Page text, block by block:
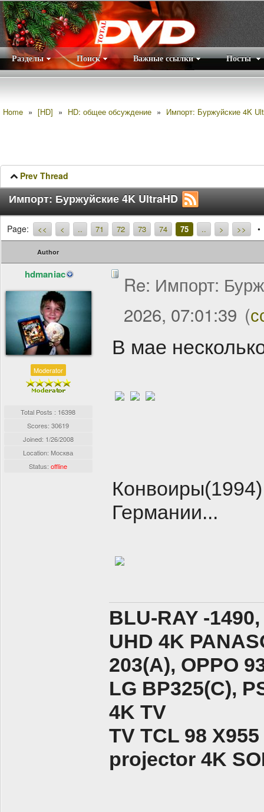
Разделы Поиск Важные ссылки Посты
Home » [HD] » HD: общее обсуждение » Импорт: Буржуйские 4K
Prev Thread
Импорт: Буржуйские 4K UltraHD
Page: << < .. 71 72 73 74 75 .. > >>
Author
hdmaniac
Moderator
Total Posts : 16398
Scores: 30619
Joined: 1/26/2008
Location: Москва
Status:offline
Re: Импорт:
2026, 07:01:39 (
В мае
Германии...
BLU-RAY -
UHD 4K
203(A), ОPPO
LG BP325(C),
4K TV
TV TCL 98 X955
projector 4K